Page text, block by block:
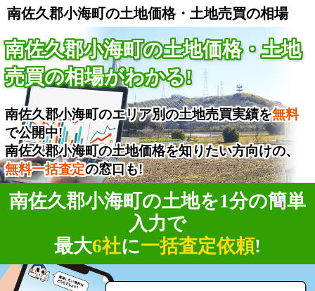
南佐久郡小海町の土地価格・土地売買の相場
南佐久郡小海町の土地価格・土地
売買の相場がわかる!
南佐久郡小海町のエリア別の土地売買実績を無料
で公開中!
南佐久郡小海町の土地価格を知りたい方向けの、
無料一括査定の窓口も!
南佐久郡小海町の土地を1分の簡単
入力で
最大6社に一括査定依頼!